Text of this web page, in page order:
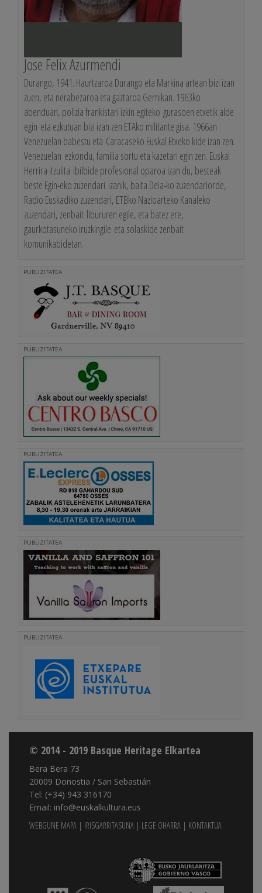
Jose Felix Azurmendi
Durango, 1941. Haurtzaroa Durango eta Markina artean bizi izan
zuen, eta nerabezaroa eta gaztaroa Gernikan. 1963ko
abenduan, polizia frankistari izkin egiteko gurasoen etxetik alde
egin eta ezkutuan bizi izan zen ETAko militante gisa. 1966an
Venezuelan babestu eta Caracaseko Euskal Etxeko kide izan zen.
Venezuelan ezkondu, familia sortu eta kazetari egin zen. Euskal
Herrira itzulita ibilbide profesional oparoa izan du, besteak
beste Egin-eko zuzendari izanik, baita Deia-ko zuzendariorde,
Radio Euskadiko zuzendari, ETBko Nazioarteko Kanaleko
zuzendari, zenbait libururen egile, eta batez ere,
gaurkotasuneko iruzkingile eta solaskide zenbait
komunikabidetan.
PUBLIZITATEA
PUBLIZITATEA
PUBLIZITATEA
PUBLIZITATEA
PUBLIZITATEA
© 2014 - 2019 Basque Heritage Elkartea
Bera Bera 73
20009 Donostia / San Sebastián
Tel: (+34) 943 316170
Email: info@euskalkultura.eus
WEBGUNE MAPA | IRISGARRITASUNA | LEGE OHARRA | KONTAKTUA